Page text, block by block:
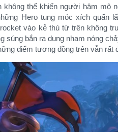
không thể khiến người hâm mộ
Hero tung móc xích quấn
vào kẻ thù từ trên không
súng bắn ra dung nham nóng
điểm tương đồng trên vẫn rất